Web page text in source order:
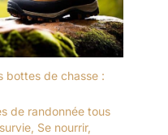
bottes de chasse :
de randonnée tous
, Se nourrir,